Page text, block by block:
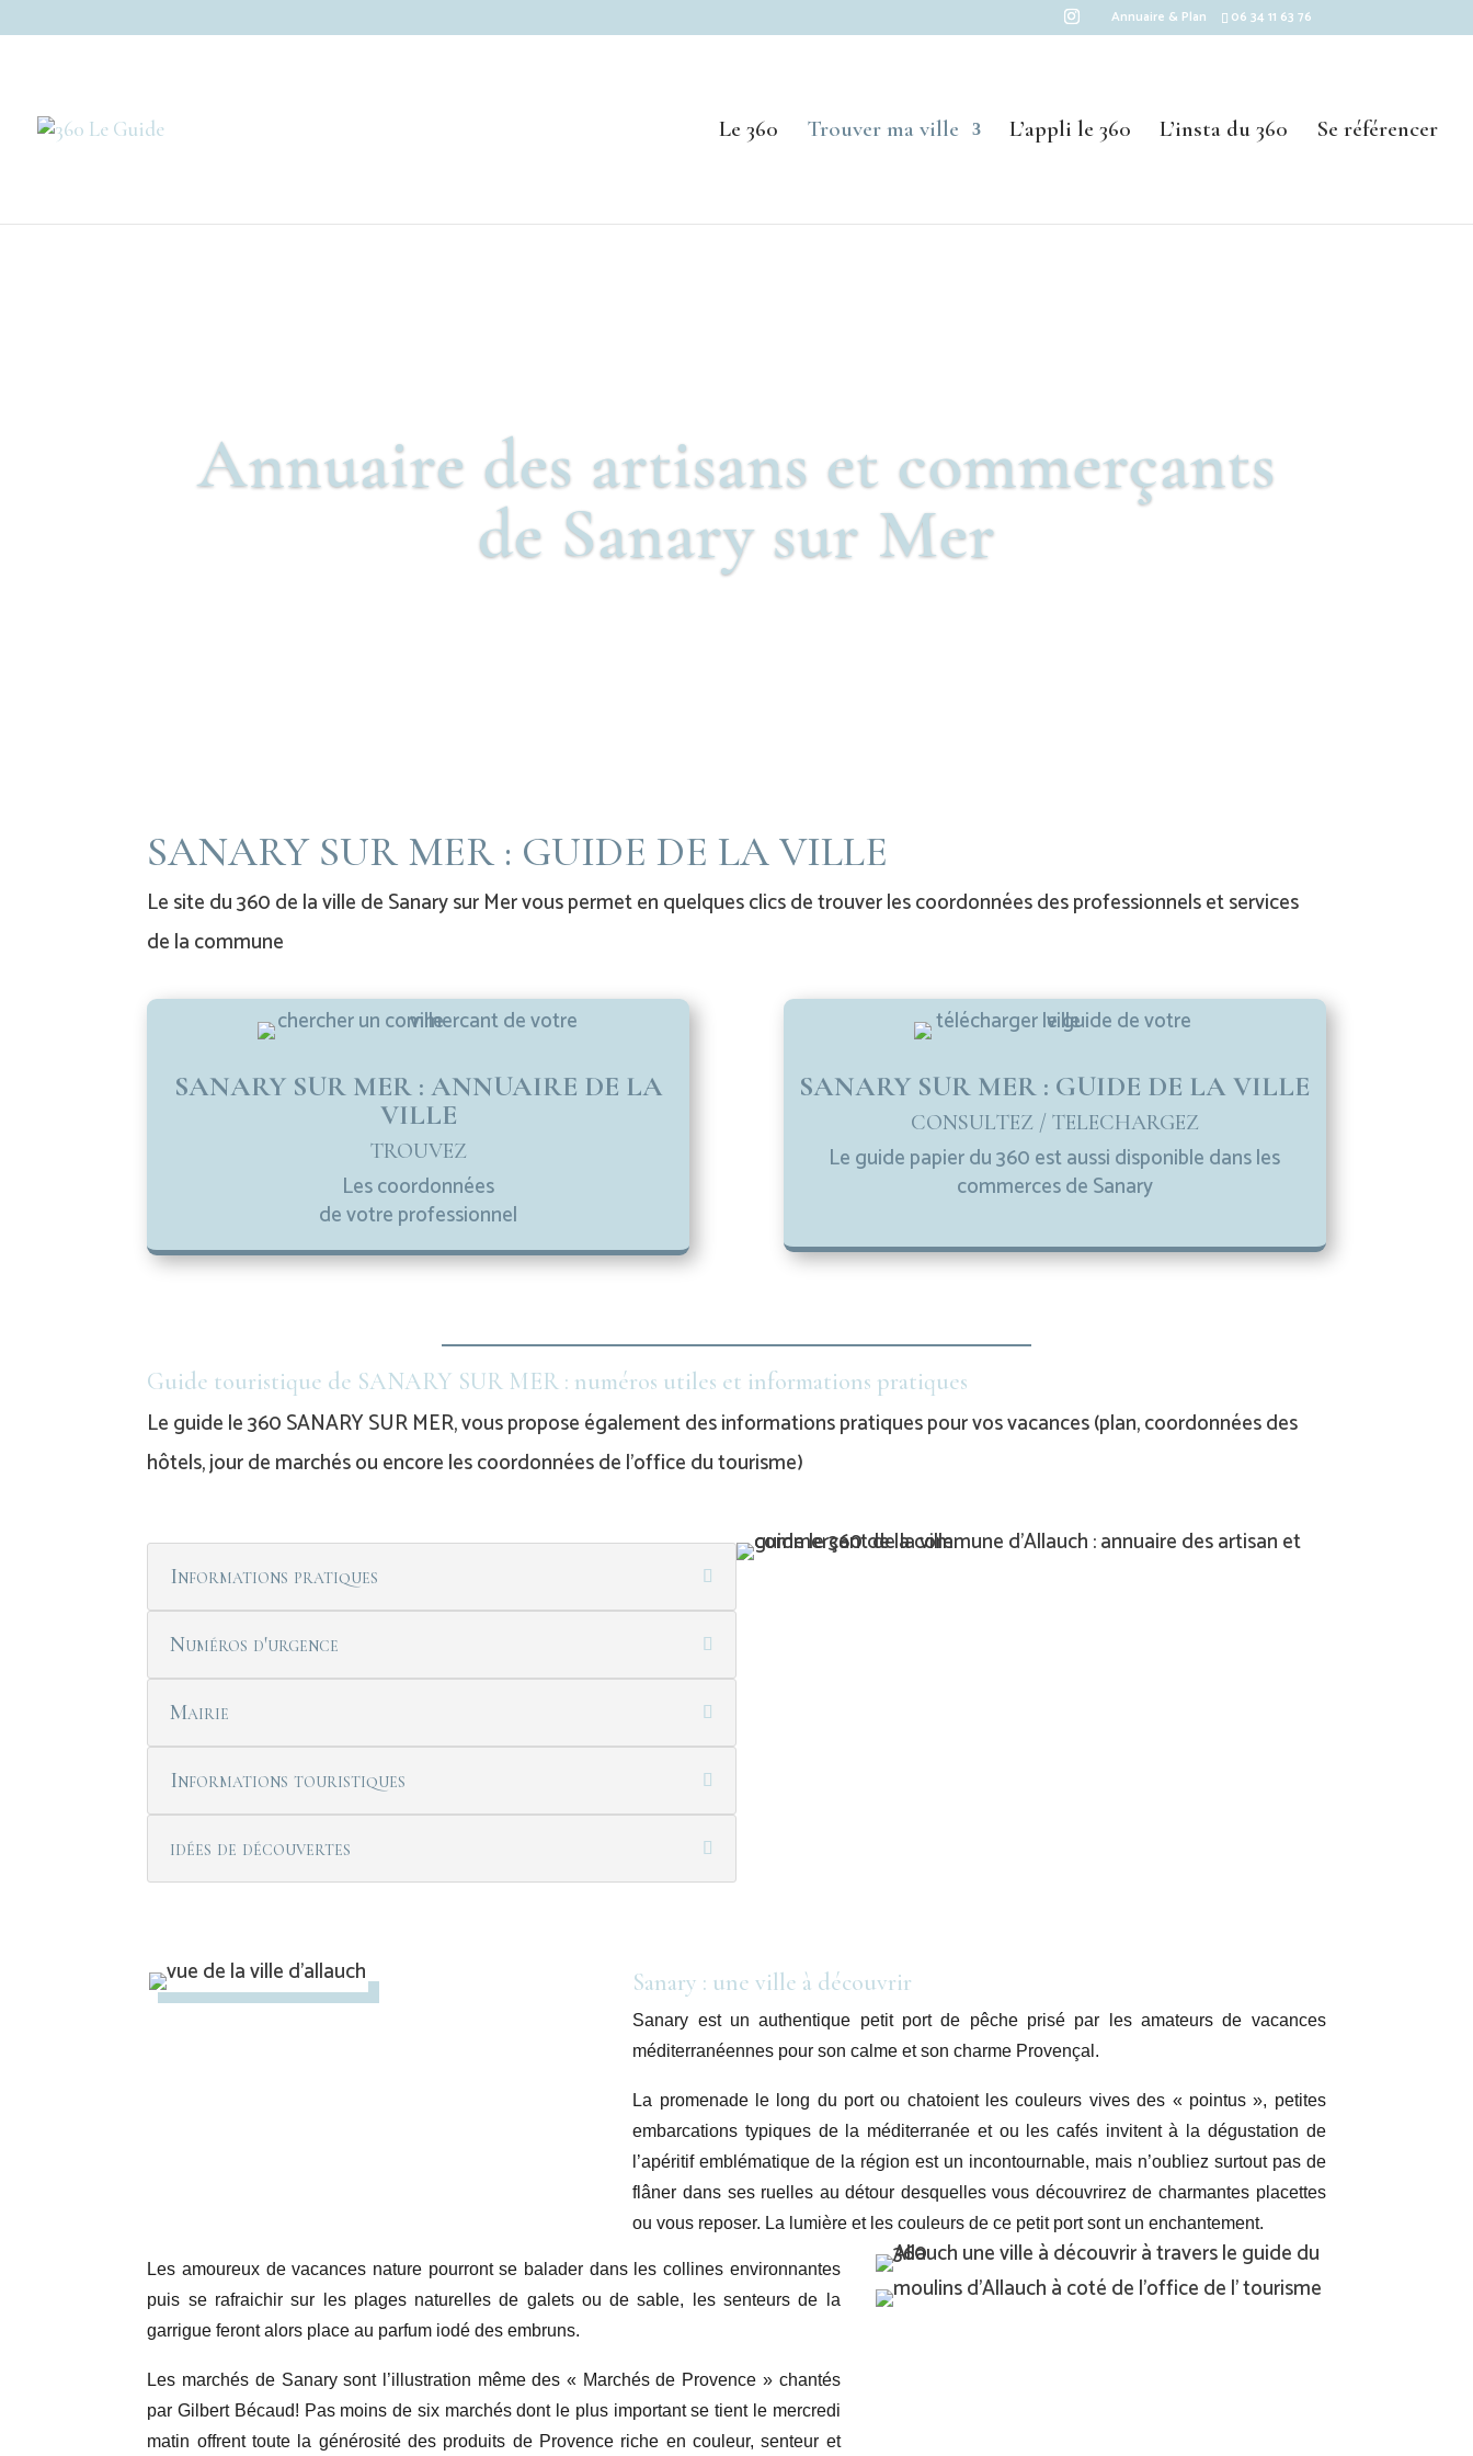
Annuaire & Plan 06 34 11 63 76
Le 360 Trouver ma ville L’appli le 360 L’insta du 360 Se référencer
Annuaire des artisans et commerçants
de Sanary sur Mer
SANARY SUR MER : GUIDE DE LA VILLE
Le site du 360 de la ville de Sanary sur Mer vous permet en quelques clics de trouver les coordonnées des professionnels et services
de la commune
SANARY SUR MER : ANNUAIRE DE LA
VILLE
TROUVEZ
Les coordonnées
de votre professionnel
SANARY SUR MER : GUIDE DE LA VILLE
CONSULTEZ / TELECHARGEZ
Le guide papier du 360 est aussi disponible dans les
commerces de Sanary
Guide touristique de SANARY SUR MER : numéros utiles et informations pratiques
Le guide le 360 SANARY SUR MER, vous propose également des informations pratiques pour vos vacances (plan, coordonnées des
hôtels, jour de marchés ou encore les coordonnées de l’office du tourisme)
Informations pratiques
Numéros d'urgence
Mairie
Informations touristiques
idées de découvertes
Sanary : une ville à découvrir
Sanary est un authentique petit port de pêche prisé par les amateurs de vacances
méditerranéennes pour son calme et son charme Provençal.
La promenade le long du port ou chatoient les couleurs vives des « pointus », petites
embarcations typiques de la méditerranée et ou les cafés invitent à la dégustation de
l’apéritif emblématique de la région est un incontournable, mais n’oubliez surtout pas de
flâner dans ses ruelles au détour desquelles vous découvrirez de charmantes placettes
ou vous reposer. La lumière et les couleurs de ce petit port sont un enchantement.
Les amoureux de vacances nature pourront se balader dans les collines environnantes
puis se rafraichir sur les plages naturelles de galets ou de sable, les senteurs de la
garrigue feront alors place au parfum iodé des embruns.
Les marchés de Sanary sont l’illustration même des « Marchés de Provence » chantés
par Gilbert Bécaud! Pas moins de six marchés dont le plus important se tient le mercredi
matin offrent toute la générosité des produits de Provence riche en couleur, senteur et